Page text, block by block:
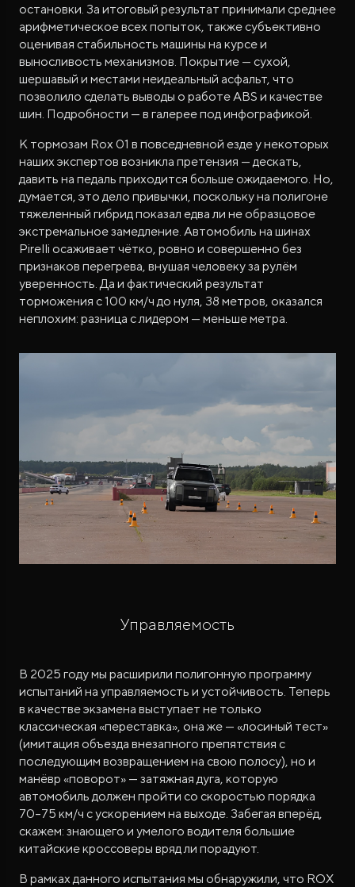
остановки. За итоговый результат принимали среднее
арифметическое всех попыток, также субъективно
оценивая стабильность машины на курсе и
выносливость механизмов. Покрытие — сухой,
шершавый и местами неидеальный асфальт, что
позволило сделать выводы о работе ABS и качестве
шин. Подробности — в галерее под инфографикой.
К тормозам Rox 01 в повседневной езде у некоторых
наших экспертов возникла претензия — дескать,
давить на педаль приходится больше ожидаемого. Но,
думается, это дело привычки, поскольку на полигоне
тяжеленный гибрид показал едва ли не образцовое
экстремальное замедление. Автомобиль на шинах
Pirelli осаживает чётко, ровно и совершенно без
признаков перегрева, внушая человеку за рулём
уверенность. Да и фактический результат
торможения с 100 км/ч до нуля, 38 метров, оказался
неплохим: разница с лидером — меньше метра.
Управляемость
В 2025 году мы расширили полигонную программу
испытаний на управляемость и устойчивость. Теперь
в качестве экзамена выступает не только
классическая «переставка», она же — «лосиный тест»
(имитация объезда внезапного препятствия с
последующим возвращением на свою полосу), но и
манёвр «поворот» — затяжная дуга, которую
автомобиль должен пройти со скоростью порядка
70–75 км/ч с ускорением на выходе. Забегая вперёд,
скажем: знающего и умелого водителя большие
китайские кроссоверы вряд ли порадуют.
В рамках данного испытания мы обнаружили, что ROX